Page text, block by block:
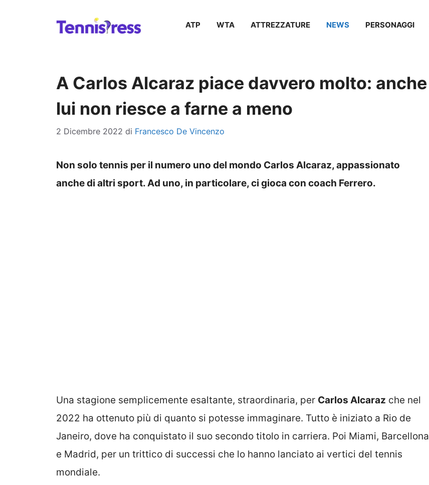
ATP WTA ATTREZZATURE NEWS PERSONAGGI
A Carlos Alcaraz piace davvero molto: anche
lui non riesce a farne a meno
2 Dicembre 2022 di Francesco De Vincenzo
Non solo tennis per il numero uno del mondo Carlos Alcaraz, appassionato
anche di altri sport. Ad uno, in particolare, ci gioca con coach Ferrero.
Una stagione semplicemente esaltante, straordinaria, per Carlos Alcaraz che nel
2022 ha ottenuto più di quanto si potesse immaginare. Tutto è iniziato a Rio de
Janeiro, dove ha conquistato il suo secondo titolo in carriera. Poi Miami, Barcellona
e Madrid, per un trittico di successi che lo hanno lanciato ai vertici del tennis
mondiale.